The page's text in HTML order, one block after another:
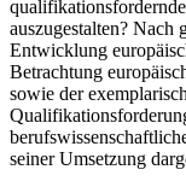
auszugestalten? Nach
Entwicklung
Betrachtung
sowie der
seiner Umsetzung